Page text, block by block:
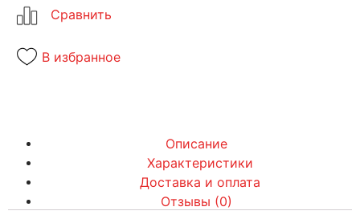
В избранное
Описание
Характеристики
Доставка и оплата
Отзывы (0)